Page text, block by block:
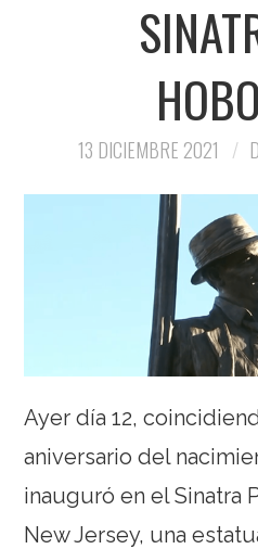
13 DICIEMBRE 2021
Ayer día 12,
aniversario del
inauguró en el Sinatra
New Jersey, una